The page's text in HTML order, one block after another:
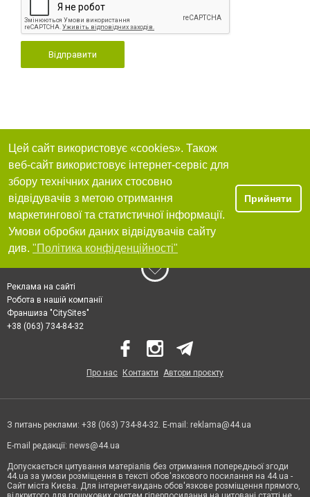
Відправити
Цей сайт використовує «cookies». Також
веб-сайт використовує інтернет-сервіс для
збору технічних даних стосовно
відвідувачів з метою отримання
маркетингової та статистичної інформації.
Умови обробки даних відвідувачів сайту
див. "Політика конфіденційності"
Прийняти
Реклама на сайті
Робота в нашій компанії
Франшиза "CitySites"
+38 (063) 734-84-32
Про нас Контакти Автори проєкту
З питань реклами: +38 (063) 734-84-32. E-mail: reklama@44.ua
E-mail редакції: news@44.ua
Допускається цитування матеріалів без отримання попередньої згоди
44.ua за умови розміщення в тексті обов'язкового посилання на 44.ua -
Сайт міста Києва. Для інтернет-видань обов'язкове розміщення прямого,